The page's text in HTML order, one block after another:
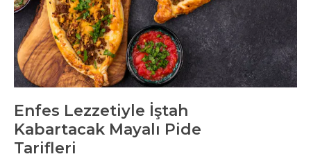
Enfes Lezzetiyle İştah
Kabartacak Mayalı Pide
Tarifleri